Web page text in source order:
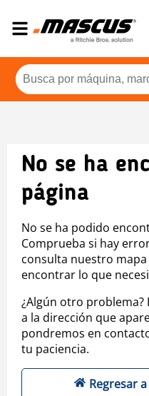
No se ha
página
No se ha podido
Comprueba si hay
consulta nuestro
encontrar lo que
¿Algún otro
a la dirección que
pondremos en
tu paciencia.
Regresar